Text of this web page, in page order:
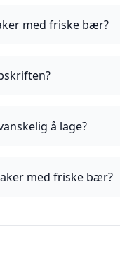
med friske bær?
å lage?
med friske bær?